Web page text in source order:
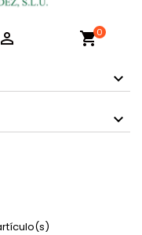
 shopping_cart0